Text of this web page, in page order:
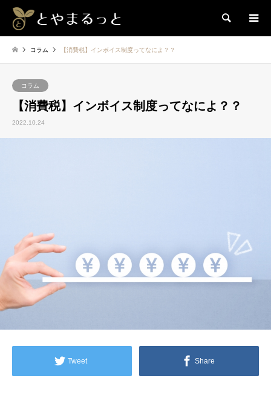
検索
コラム 【消費税】インボイス制度ってなによ？？
コラム
【消費税】インボイス制度ってなによ？？
2022.10.24
Tweet Share